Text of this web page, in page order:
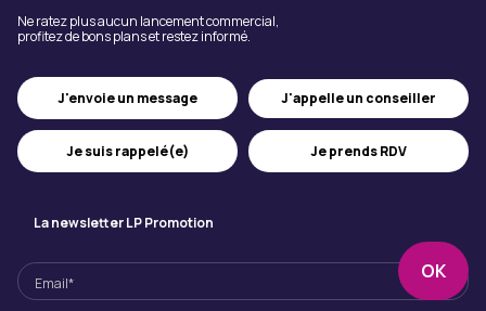
Ne ratez plus aucun lancement commercial,
profitez de bons plans et restez informé.
J'envoie un message J'appelle un conseiller
Je suis rappelé(e) Je prends RDV
La newsletter LP Promotion